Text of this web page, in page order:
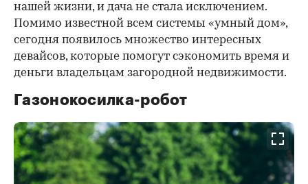
нашей жизни, и дача не стала исключением.
Помимо известной всем системы «умный дом»,
сегодня появилось множество интересных
девайсов, которые помогут сэкономить время и
деньги владельцам загородной недвижимости.
Газонокосилка-робот